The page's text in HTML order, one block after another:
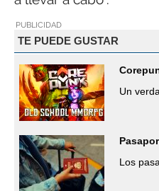
PUBLICIDAD
TE PUEDE GUSTAR
Un
Los